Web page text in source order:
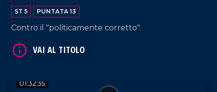
ST 5 PUNTATA 13
Contro il "politicamente corretto".
01:32:35
VAI AL TITOLO